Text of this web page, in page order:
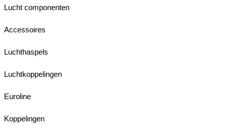
Lucht componenten
Accessoires
Luchthaspels
Luchtkoppelingen
Euroline
Koppelingen